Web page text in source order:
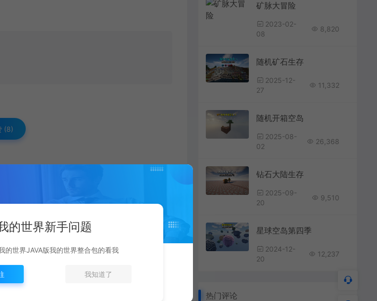
(8)
复制本文链接
：
斗
矿脉大冒险
2023-02-
08
8,820
随机矿石生存
2025-12-
27
11,332
随机开箱空岛
2025-08-
02
26,368
钻石大陆生存
2025-09-
20
9,510
星球空岛第四季
2024-12-
20
12,237
热门评论
的世界新手问题
的世界JAVA版我的世界整合包的看我
我知道了